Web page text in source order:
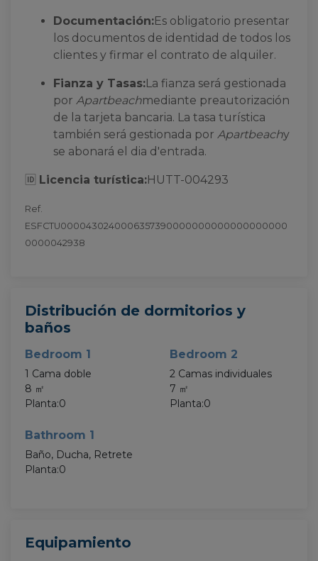
Documentación:Es obligatorio presentar
los documentos de identidad de todos los
clientes y firmar el contrato de alquiler.
Fianza y Tasas:La fianza será gestionada
por Apartbeachmediante preautorización
de la tarjeta bancaria. La tasa turística
también será gestionada por Apartbeachy
se abonará el dia d'entrada.
🆔 Licencia turística:HUTT-004293
Ref.
ESFCTU0000430240006357390000000000000000000
0000042938
Distribución de dormitorios y
baños
Bedroom 1
1 Cama doble
8 ㎡
Planta:0
Bedroom 2
2 Camas individuales
7 ㎡
Planta:0
Bathroom 1
Baño, Ducha, Retrete
Planta:0
Equipamiento